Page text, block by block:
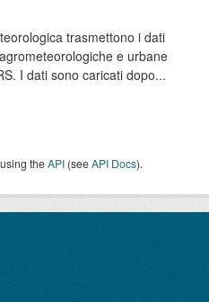
trasmettono i dati
e urbane
I dati sono caricati dopo...
theAPI (seeAPI Docs).